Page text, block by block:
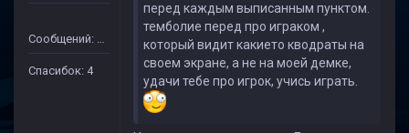
Сообщений: 79
Спасибок: 4
перед каждым выписанным пунктом.
темболие перед про играком ,
который видит какието кводраты на
своем экране, а не на моей демке,
удачи тебе про игрок, учись играть.